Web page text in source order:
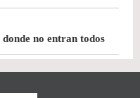
no entran todos